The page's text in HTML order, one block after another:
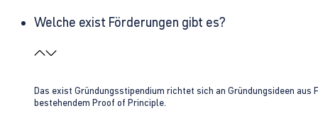
Welche exist Förderungen gibt es?
Das exist Gründungsstipendium richtet sich an Gründungsideen
bestehendem Proof of Principle.